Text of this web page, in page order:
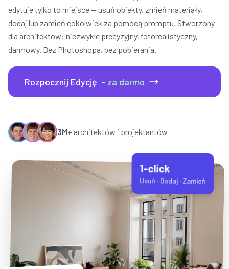
edytuje tylko to miejsce — usuń obiekty, zmień materiały,
dodaj lub zamień cokolwiek za pomocą promptu. Stworzony
dla architektów: niezwykle precyzyjny, fotorealistyczny,
darmowy. Bez Photoshopa, bez pobierania.
Rozpocznij Edycję - za darmo
3M+ architektów i projektantów
1-click
Usuń · Dodaj · Zamień